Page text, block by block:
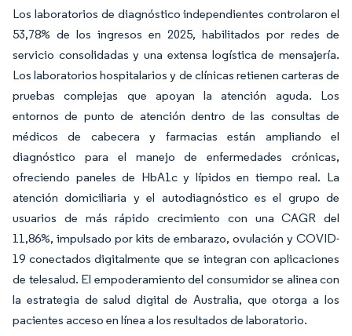
Los laboratorios de diagnóstico independientes controlaron el
53,78% de los ingresos en 2025, habilitados por redes de
servicio consolidadas y una extensa logística de mensajería.
Los laboratorios hospitalarios y de clínicas retienen carteras de
pruebas complejas que apoyan la atención aguda. Los
entornos de punto de atención dentro de las consultas de
médicos de cabecera y farmacias están ampliando el
diagnóstico para el manejo de enfermedades crónicas,
ofreciendo paneles de HbA1c y lípidos en tiempo real. La
atención domiciliaria y el autodiagnóstico es el grupo de
usuarios de más rápido crecimiento con una CAGR del
11,86%, impulsado por kits de embarazo, ovulación y COVID-
19 conectados digitalmente que se integran con aplicaciones
de telesalud. El empoderamiento del consumidor se alinea con
la estrategia de salud digital de Australia, que otorga a los
pacientes acceso en línea a los resultados de laboratorio.